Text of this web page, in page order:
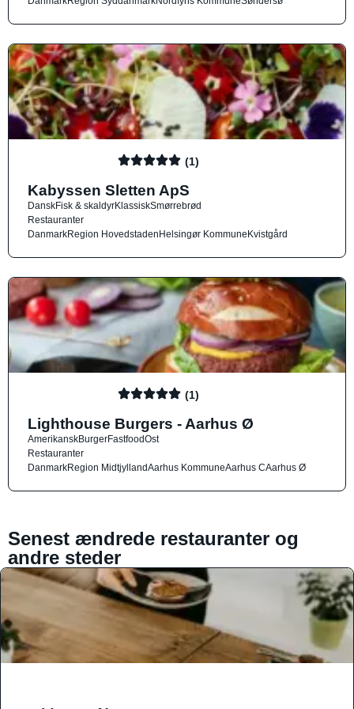
(1)
Kabyssen Sletten ApS
DanskFisk & skaldyrKlassiskSmørrebrød
Restauranter
DanmarkRegion HovedstadenHelsingør KommuneKvistgård
(1)
Lighthouse Burgers - Aarhus Ø
AmerikanskBurgerFastfoodOst
Restauranter
DanmarkRegion MidtjyllandAarhus KommuneAarhus CAarhus Ø
Senest ændrede restauranter og
andre steder